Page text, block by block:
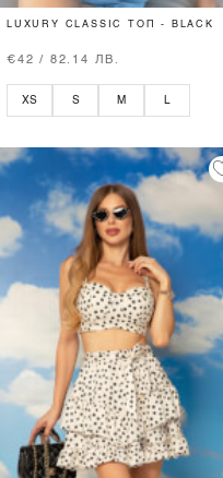
LUXURY CLASSIC ТОП - BLACK
€42 / 82.14 ЛВ.
XS S M